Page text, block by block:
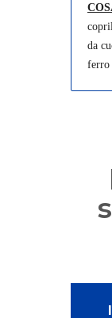
da
ferro